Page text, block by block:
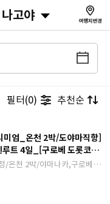
고야
추천순
필터(0)
미엄_온천 2박/도야마직항]
트 4일_[구로베 도롯코열
/온천 2박/야마나카,구로베 온